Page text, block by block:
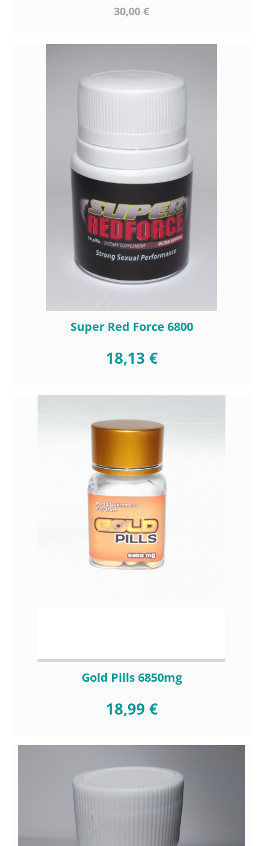
30,00 €
Super Red Force 6800
18,13 €
Gold Pills 6850mg
18,99 €